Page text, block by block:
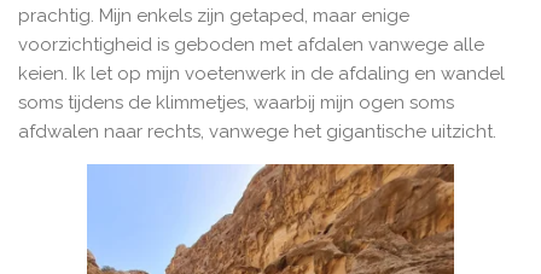
prachtig. Mijn enkels zijn getaped, maar enige
voorzichtigheid is geboden met afdalen vanwege alle
keien. Ik let op mijn voetenwerk in de afdaling en wandel
soms tijdens de klimmetjes, waarbij mijn ogen soms
afdwalen naar rechts, vanwege het gigantische uitzicht.